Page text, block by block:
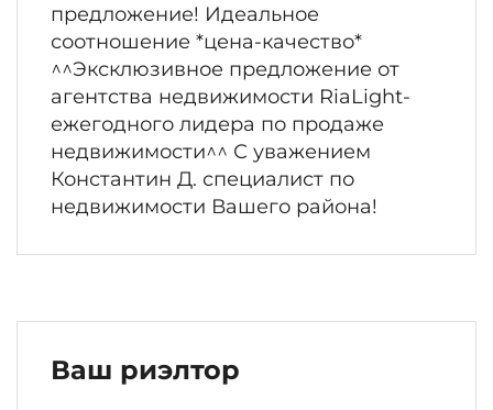
предложение! Идеальное
соотношение *цена-качество*
^^Эксклюзивное предложение от
агентства недвижимости RiaLight-
ежегодного лидера по продаже
недвижимости^^ С уважением
Константин Д. специалист по
недвижимости Вашего района!
Ваш риэлтор